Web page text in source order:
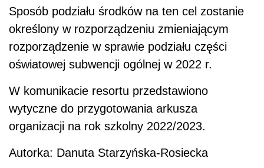
Sposób podziału środków na ten cel zostanie
określony w rozporządzeniu zmieniającym
rozporządzenie w sprawie podziału części
oświatowej subwencji ogólnej w 2022 r.
W komunikacie resortu przedstawiono
wytyczne do przygotowania arkusza
organizacji na rok szkolny 2022/2023.
Autorka: Danuta Starzyńska-Rosiecka